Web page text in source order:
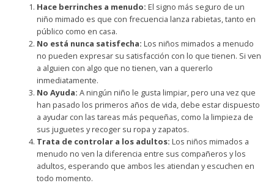
Hace berrinches a menudo: El signo más seguro de un
niño mimado es que con frecuencia lanza rabietas, tanto en
público como en casa.
No está nunca satisfecha: Los niños mimados a menudo
no pueden expresar su satisfacción con lo que tienen. Si ven
a alguien con algo que no tienen, van a quererlo
inmediatamente.
No Ayuda: A ningún niño le gusta limpiar, pero una vez que
han pasado los primeros años de vida, debe estar dispuesto
a ayudar con las tareas más pequeñas, como la limpieza de
sus juguetes y recoger su ropa y zapatos.
Trata de controlar a los adultos: Los niños mimados a
menudo no ven la diferencia entre sus compañeros y los
adultos, esperando que ambos les atiendan y escuchen en
todo momento.